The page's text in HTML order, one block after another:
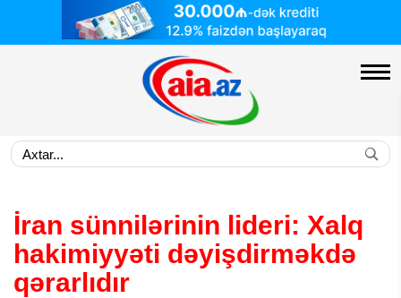
İran sünnilərinin lideri: Xalq
hakimiyyəti dəyişdirməkdə
qərarlıdır